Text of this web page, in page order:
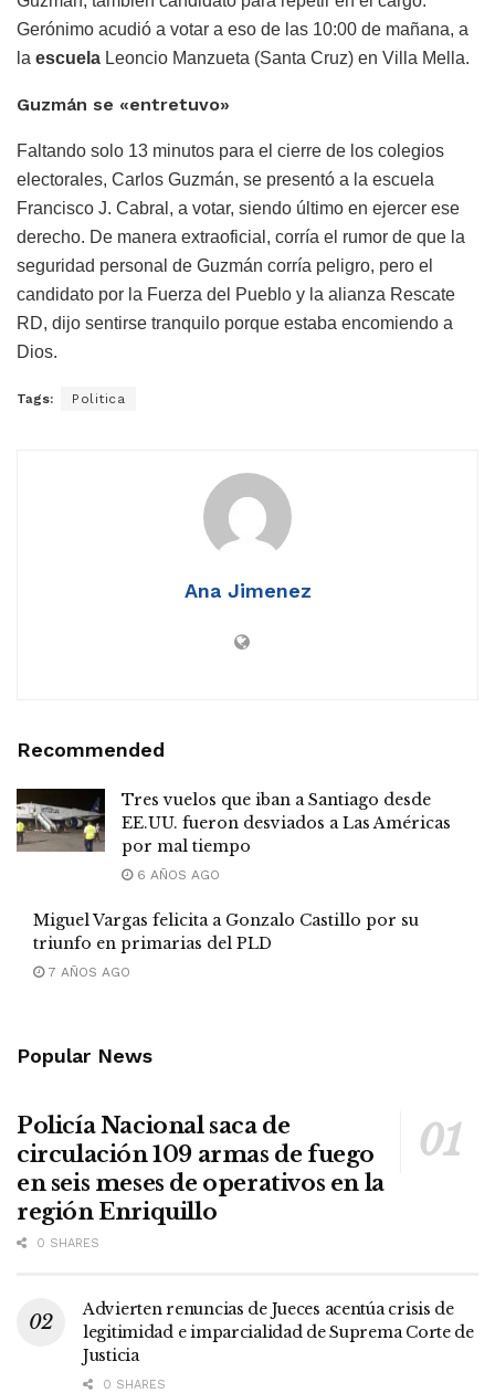
Gerónimo acudió a votar a eso de las 10:00 de mañana, a
la escuela Leoncio Manzueta (Santa Cruz) en Villa Mella.
Guzmán se «entretuvo»
Faltando solo 13 minutos para el cierre de los colegios
electorales, Carlos Guzmán, se presentó a la escuela
Francisco J. Cabral, a votar, siendo último en ejercer ese
derecho. De manera extraoficial, corría el rumor de que la
seguridad personal de Guzmán corría peligro, pero el
candidato por la Fuerza del Pueblo y la alianza Rescate
RD, dijo sentirse tranquilo porque estaba encomiendo a
Dios.
Tags: Politica
Ana Jimenez
Recommended
Tres vuelos que iban a Santiago desde
EE.UU. fueron desviados a Las Américas
por mal tiempo
6 AÑOS AGO
Miguel Vargas felicita a Gonzalo Castillo por su
triunfo en primarias del PLD
7 AÑOS AGO
Popular News
Policía Nacional saca de
circulación 109 armas de fuego
en seis meses de operativos en la
región Enriquillo
0 SHARES
Advierten renuncias de Jueces acentúa crisis de
legitimidad e imparcialidad de Suprema Corte de
Justicia
0 SHARES